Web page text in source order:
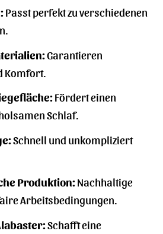
Passt perfekt zu verschiedenen
Garantieren
Komfort.
Fördert einen
Schlaf.
Schnell und unkompliziert
Produktion:Nachhaltige
Arbeitsbedingungen.
Schafft eine